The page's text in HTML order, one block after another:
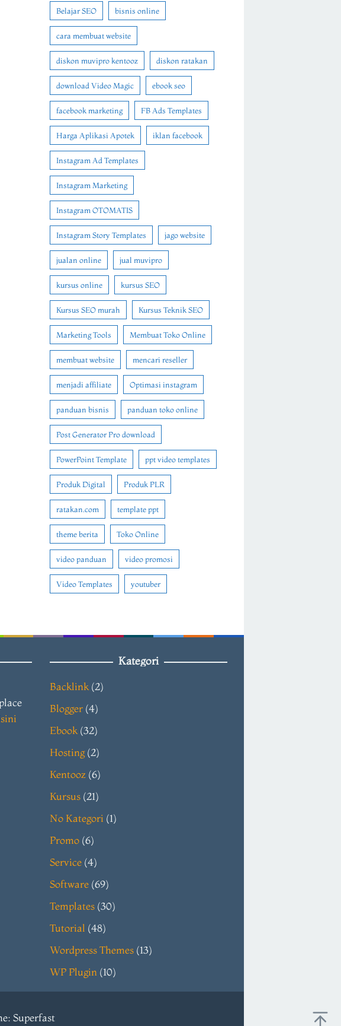
Belajar SEO bisnis online
cara membuat website
diskon muvipro kentooz diskon ratakan
download Video Magic ebook seo
facebook marketing FB Ads Templates
Harga Aplikasi Apotek iklan facebook
Instagram Ad Templates
Instagram Marketing
Instagram OTOMATIS
Instagram Story Templates jago website
jualan online jual muvipro
kursus online kursus SEO
Kursus SEO murah Kursus Teknik SEO
Marketing Tools Membuat Toko Online
membuat website mencari reseller
menjadi affiliate Optimasi instagram
panduan bisnis panduan toko online
Post Generator Pro download
PowerPoint Template ppt video templates
Produk Digital Produk PLR
ratakan.com template ppt
theme berita Toko Online
video panduan video promosi
Video Templates youtuber
Kategori
Backlink (2)
Blogger (4)
Ebook (32)
Hosting(2)
Kentooz (6)
Kursus (21)
No Kategori (1)
Promo (6)
Service (4)
Software (69)
Templates (30)
Tutorial (48)
Wordpress Themes (13)
WP Plugin (10)
Superfast